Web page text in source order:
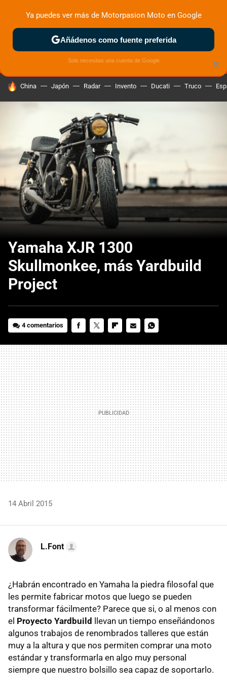
MENÚ NUEVO
ZONA DE PRUEBAS DEPORTIVAS MOTOS ELÉCTRICAS
HOY SE HABLA DE
China Japón Radar Invento Ducati Truco
Yamaha XJR 1300
Skullmonkee, más Yardbuild
Project
4 comentarios
MAIL
14 Abril 2015
L.Font
¿Habrán encontrado en Yamaha la piedra filosofal que
les permite fabricar motos que luego se pueden
transformar fácilmente? Parece que si, o al menos con
el Proyecto Yardbuild llevan un tiempo enseñándonos
algunos trabajos de renombrados talleres que están
muy a la altura y que nos permiten comprar una moto
estándar y transformarla en algo muy personal
siempre que nuestro bolsillo sea capaz de soportarlo.
×
Ya puedes ver más de Motorpasion Moto en Google
Añádenos como fuente preferida
Solo necesitas una cuenta de Google